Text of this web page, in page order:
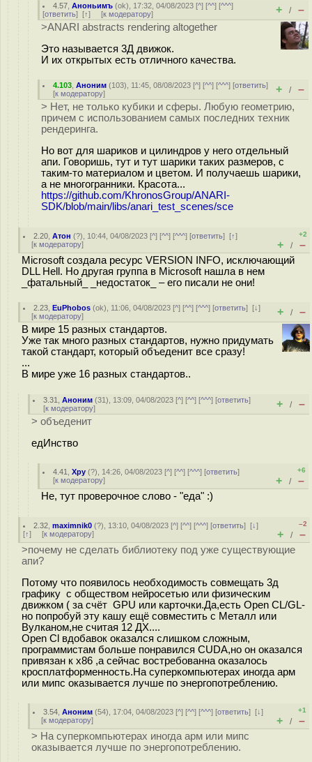
4.57 ,Аноньимъ (ok), 17:32, 04/08/2023 [^] [^^] [^^^]
[ответить] [↑] [к модератору] + / –
>ANARI abstracts rendering altogether
Это называется 3Д движок.
И их открытых есть отличного качества.
4.103 ,Аноним (103), 11:45, 08/08/2023 [^] [^^] [^^^] [ответить]
[к модератору] + / –
> Нет, не только кубики и сферы. Любую геометрию,
причем с использованием самых последних техник
рендеринга.
Но вот для шариков и цилиндров у него отдельный
апи. Говоришь, тут и тут шарики таких размеров, с
таким-то материалом и цветом. И получаешь шарики,
а не многогранники. Красота...
https://github.com/KhronosGroup/ANARI-
SDK/blob/main/libs/anari_test_scenes/sce
2.20 ,Атон (?), 10:44, 04/08/2023 [^] [^^] [^^^] [ответить][↑]
[к модератору]
+2
+ / –
Microsoft создала ресурс VERSION INFO, исключающий
DLL Hell. Но другая группа в Microsoft нашла в нем
_фатальный_ _недостаток_ – его писали не они!
2.23 ,EuPhobos (ok), 11:06, 04/08/2023 [^] [^^] [^^^] [ответить][↓]
[к модератору] + / –
В мире 15 разных стандартов.
Уже так много разных стандартов, нужно придумать
такой стандарт, который объеденит все сразу!
...
В мире уже 16 разных стандартов..
3.31 ,Аноним (31), 13:09, 04/08/2023 [^] [^^] [^^^] [ответить]
[к модератору] + / –
> объеденит
едИнство
4.41 ,Хру (?), 14:26, 04/08/2023 [^] [^^] [^^^] [ответить]
[к модератору]
+6
+ / –
Не, тут проверочное слово - "еда" :)
2.32 ,maximnik0 (?), 13:10, 04/08/2023 [^] [^^] [^^^] [ответить][↓]
[↑] [к модератору]
–2
+ / –
>почему не сделать библиотеку под уже существующие
апи?
Потому что появилось необходимость совмещать 3д
графику с обществом нейросетью или физическим
движком ( за счёт GPU или карточки.Да,есть Open CL/GL-
но попробуй эту кашу ещё совместить с Металл или
Вулканом,не считая 12 ДХ....
Open Cl вдобавок оказался слишком сложным,
программистам больше понравился CUDA,но он оказался
привязан к x86 ,а сейчас востребованна оказалось
кросплатформенность.На суперкомпьютерах иногда арм
или мипс оказывается лучше по энергопотреблению.
3.54 ,Аноним (54), 17:04, 04/08/2023 [^] [^^] [^^^] [ответить][↓]
[к модератору]
+1
+ / –
> На суперкомпьютерах иногда арм или мипс
оказывается лучше по энергопотреблению.